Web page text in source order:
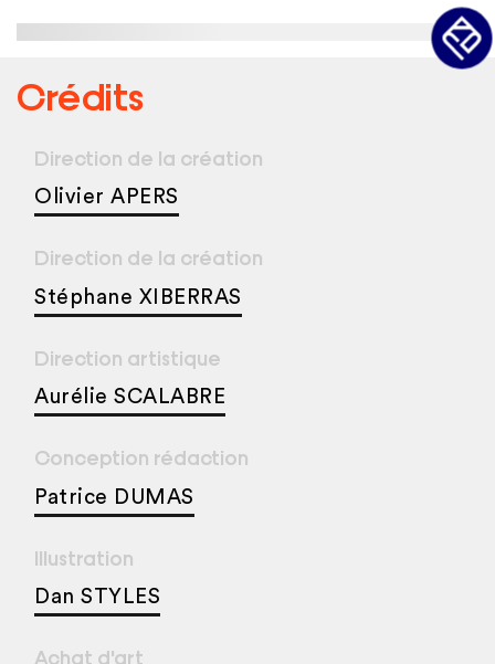
Crédits
Direction de la création
Olivier APERS
Direction de la création
Stéphane XIBERRAS
Direction artistique
Aurélie SCALABRE
Conception rédaction
Patrice DUMAS
Illustration
Dan STYLES
Achat d'art